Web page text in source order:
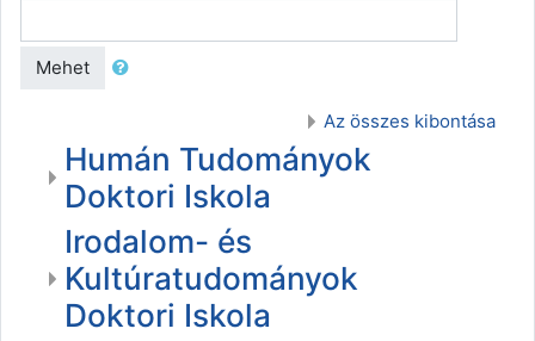
Mehet
Az összes kibontása
Humán Tudományok
Doktori Iskola
Irodalom- és
Kultúratudományok
Doktori Iskola